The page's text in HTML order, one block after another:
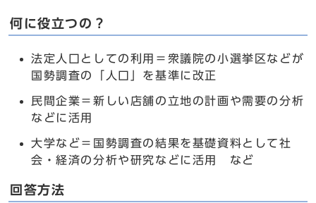
何に役立つの？
法定人口としての利用＝衆議院の小選挙区などが
国勢調査の「人口」を基準に改正
民間企業＝新しい店舗の立地の計画や需要の分析
などに活用
大学など＝国勢調査の結果を基礎資料として社
会・経済の分析や研究などに活用 など
回答方法